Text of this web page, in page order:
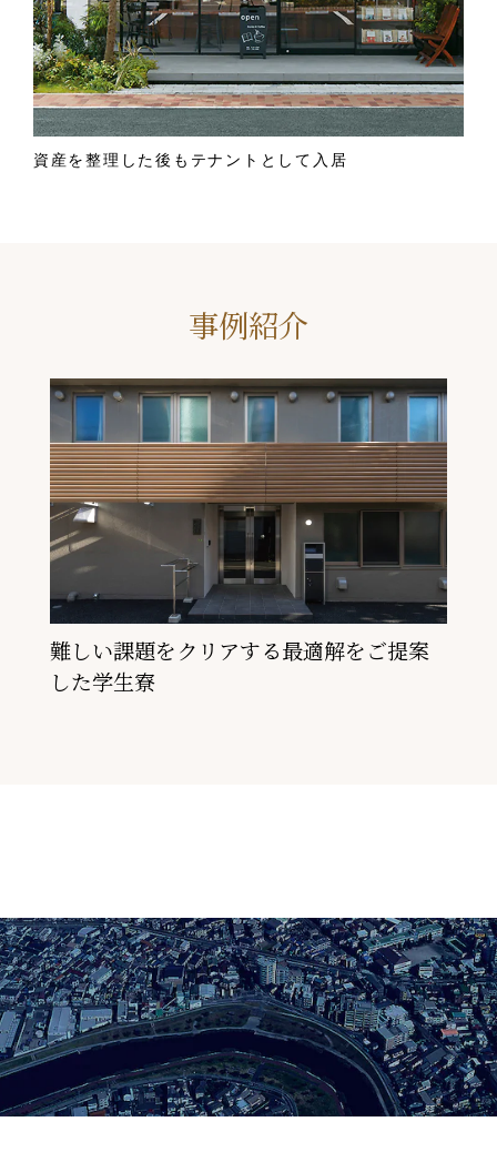
資産を整理した後もテナントとして入居
事例紹介
難しい課題をクリアする最適解をご提案
した学生寮